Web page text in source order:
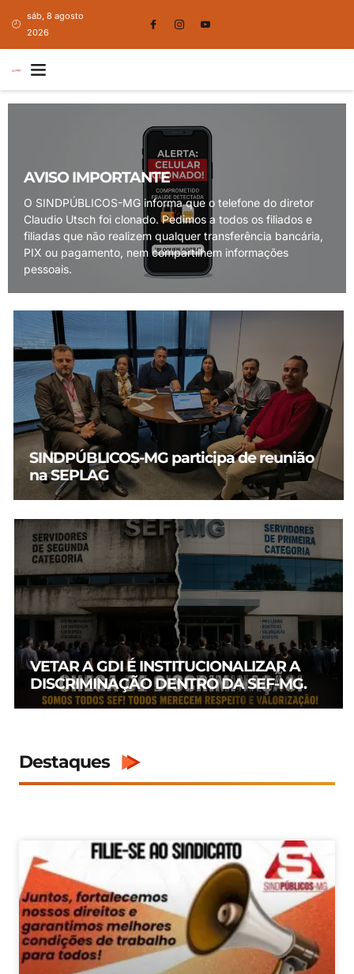
sáb, 8 agosto
2026
AVISO IMPORTANTE
O SINDPÚBLICOS-MG informa que o telefone do diretor
Claudio Utsch foi clonado. Pedimos a todos os filiados e
filiadas que não realizem qualquer transferência bancária,
PIX ou pagamento, nem compartilhem informações
pessoais.
SINDPÚBLICOS-MG participa de reunião
na SEPLAG
VETAR A GDI É INSTITUCIONALIZAR A
DISCRIMINAÇÃO DENTRO DA SEF-MG.
Destaques